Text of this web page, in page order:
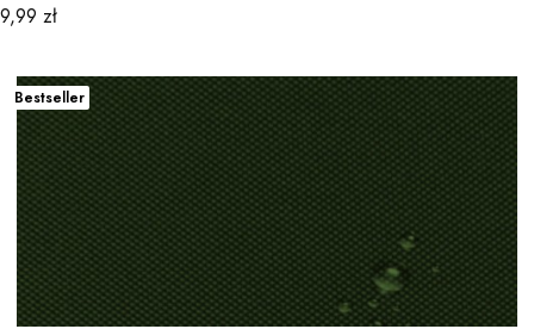
Cena
9,99 zł
Bestseller